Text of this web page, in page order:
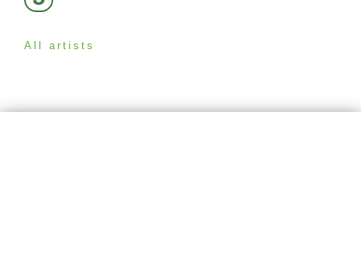
All artists